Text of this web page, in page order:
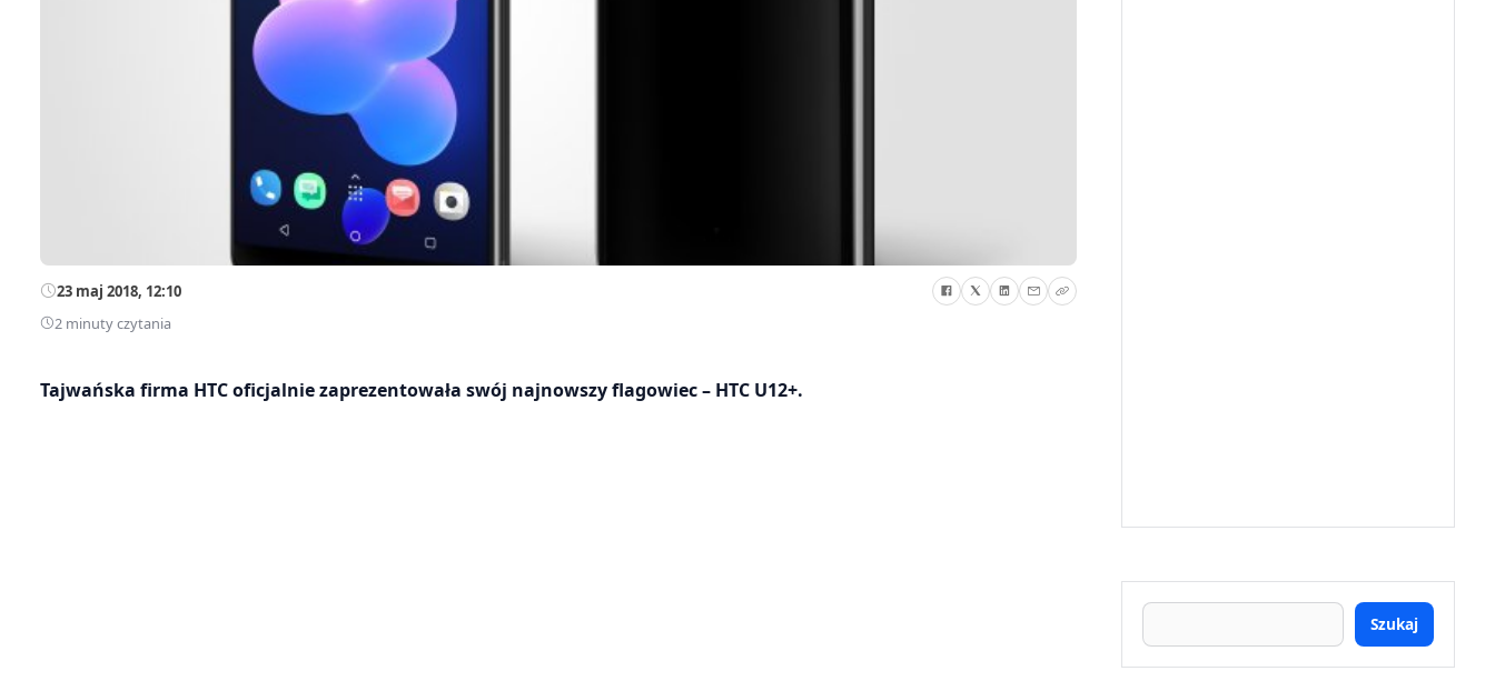
23 maj 2018, 12:10
2 minuty czytania
Tajwańska firma HTC oficjalnie zaprezentowała swój najnowszy flagowiec – HTC U12+.
Szukaj